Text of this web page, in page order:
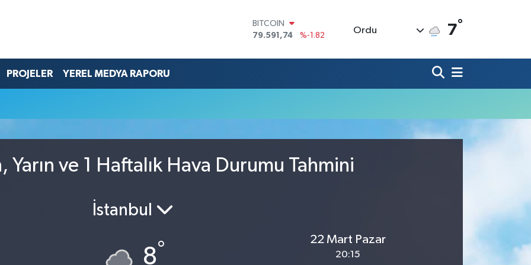
BITCOIN
79.591,74
%-1.82
45,43620
%0.02
BİST100
Ordu 7°
PROJELER YEREL MEDYA RAPORU
Yarın ve 1 Haftalık Hava Durumu Tahmini
İstanbul
8°
22 Mart Pazar
20:15